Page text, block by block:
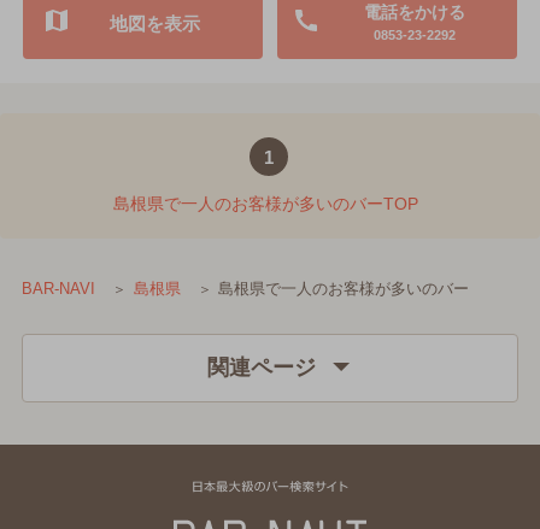
電話をかける
0853-23-2292
地図を表示
1
島根県で一人のお客様が多いのバーTOP
BAR-NAVI 島根県 島根県で一人のお客様が多いのバー
関連ページ